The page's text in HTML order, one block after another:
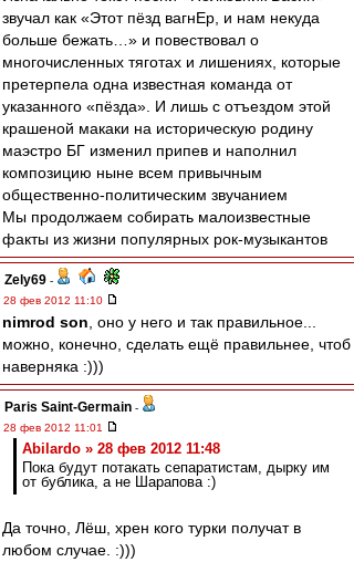
звучал как «Этот пёзд вагнЕр, и нам некуда
больше бежать…» и повествовал о
многочисленных тяготах и лишениях, которые
претерпела одна известная команда от
указанного «пёзда». И лишь с отъездом этой
крашеной макаки на историческую родину
маэстро БГ изменил припев и наполнил
композицию ныне всем привычным
общественно-политическим звучанием
Мы продолжаем собирать малоизвестные
факты из жизни популярных рок-музыкантов
Zely69 -
28 фев 2012 11:10
nimrod son , оно у него и так правильное...
можно, конечно, сделать ещё правильнее, чтоб
наверняка :)))
Paris Saint-Germain -
28 фев 2012 11:01
Abilardo » 28 фев 2012 11:48
Пока будут потакать сепаратистам, дырку им
от бублика, а не Шарапова :)
Да точно, Лёш, хрен кого турки получат в
любом случае. :)))